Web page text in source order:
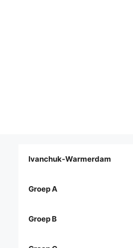
Ivanchuk-Warmerdam
Groep A
Groep B